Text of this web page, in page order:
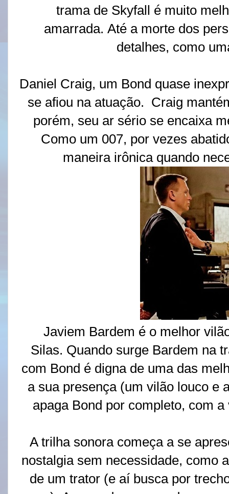
trama de Skyfall é muito
amarrada. Até a morte dos
detalhes, como
Daniel Craig, um Bond quase
se afiou na atuação. Craig
porém, seu ar sério se encaixa
Como um 007, por vezes
maneira irônica quando
Javiem Bardem é o melhor
Silas. Quando surge Bardem na
com Bond é digna de uma das
a sua presença (um vilão louco e
apaga Bond por completo, com
A trilha sonora começa a se
nostalgia sem necessidade, como
de um trator (e aí busca por